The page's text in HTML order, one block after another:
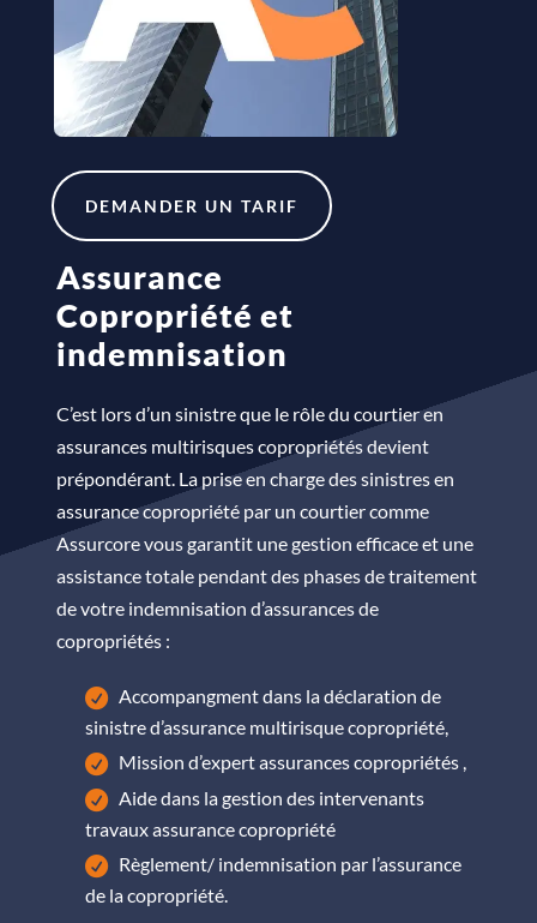
DEMANDER UN TARIF
Assurance
Copropriété et
indemnisation
C’est lors d’un sinistre que le rôle du courtier en
assurances multirisques copropriétés devient
prépondérant. La prise en charge des sinistres en
assurance copropriété par un courtier comme
Assurcore vous garantit une gestion efficace et une
assistance totale pendant des phases de traitement
de votre indemnisation d’assurances de
copropriétés :
Accompangment dans la déclaration de
sinistre d’assurance multirisque copropriété,
Mission d’expert assurances copropriétés ,
Aide dans la gestion des intervenants
travaux assurance copropriété
Règlement/ indemnisation par l’assurance
de la copropriété.